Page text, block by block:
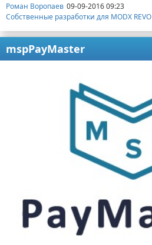
Роман Воропаев 09-09-2016 09:23
Собственные разработки для MODX REVO
mspPayMaster